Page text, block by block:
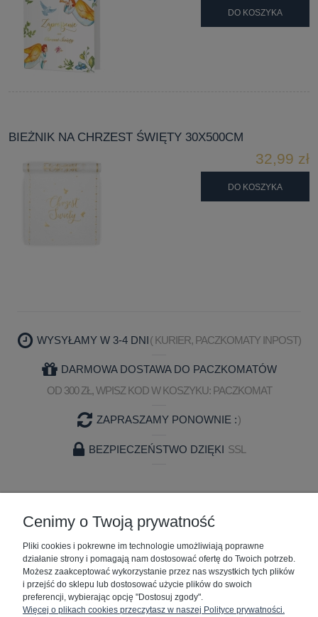
DO KOSZYKA
BIEŻNIK NA CHRZEST ŚWIĘTY 30X500CM
32,99 zł
DO KOSZYKA
WYSYŁAMY W 3-4 DNI( KURIER, PACZKOMATY INPOST)
DARMOWA DOSTAWA DO PACZKOMATÓW
OD 300 ZŁ, WPISZ KOD W KOSZYKU: PACZKOMAT
ZAPRASZAMY PONOWNIE :)
BEZPIECZEŃSTWO DZIĘKI SSL
ZAKUPY
POMOC
MOJE KONTO
Cenimy o Twoją prywatność
Pliki cookies i pokrewne im technologie umożliwiają poprawne
działanie strony i pomagają nam dostosować ofertę do Twoich potrzeb.
Możesz zaakceptować wykorzystanie przez nas wszystkich tych plików
i przejść do sklepu lub dostosować użycie plików do swoich
preferencji, wybierając opcję "Dostosuj zgody".
Więcej o plikach cookies przeczytasz w naszej Polityce prywatności.